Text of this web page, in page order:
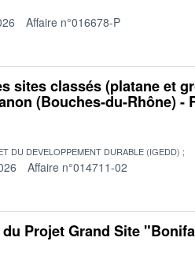
Affaire n°016678-P
sites classés (platane et
(Bouches-du-Rhône) -
DU DEVELOPPEMENT DURABLE (IGEDD)
Affaire n°014711-02
Projet Grand Site